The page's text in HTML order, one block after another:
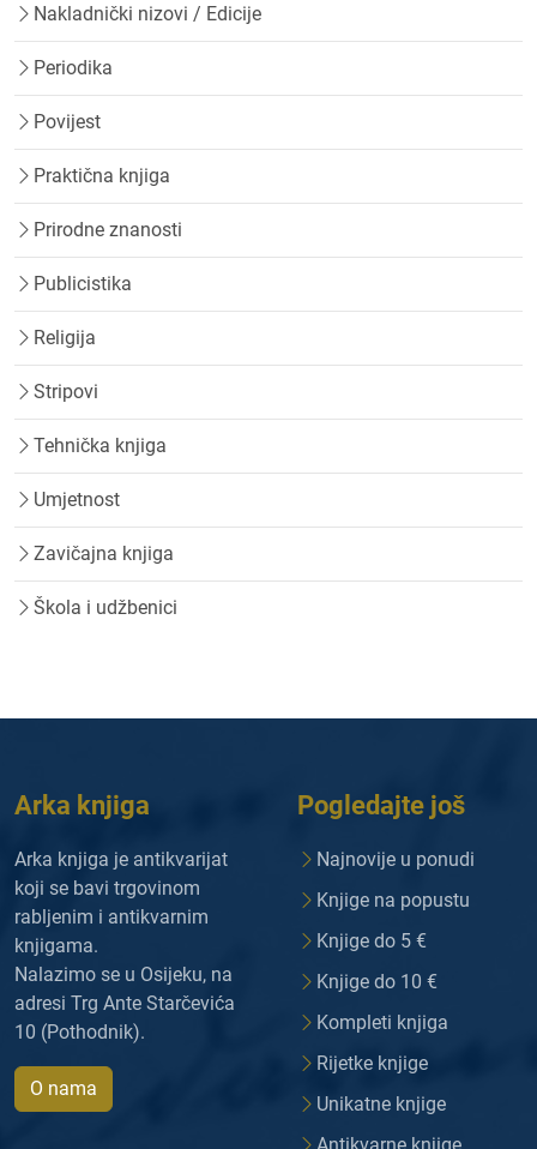
Nakladnički nizovi / Edicije
Periodika
Povijest
Praktična knjiga
Prirodne znanosti
Publicistika
Religija
Stripovi
Tehnička knjiga
Umjetnost
Zavičajna knjiga
Škola i udžbenici
Arka knjiga
Arka knjiga je antikvarijat
koji se bavi trgovinom
rabljenim i antikvarnim
knjigama.
Nalazimo se u Osijeku, na
adresi Trg Ante Starčevića
10 (Pothodnik).
O nama
Pogledajte još
Najnovije u ponudi
Knjige na popustu
Knjige do 5 €
Knjige do 10 €
Kompleti knjiga
Rijetke knjige
Unikatne knjige